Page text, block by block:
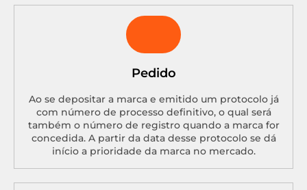
Pedido
Ao se depositar a marca e emitido um protocolo já
com número de processo definitivo, o qual será
também o número de registro quando a marca for
concedida. A partir da data desse protocolo se dá
início a prioridade da marca no mercado.